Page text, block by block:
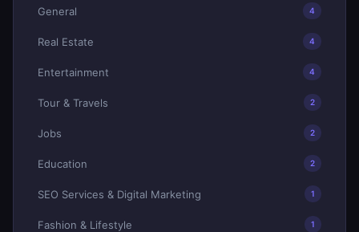
General 4
Real Estate 4
Entertainment 4
Tour & Travels 2
Jobs 2
Education 2
SEO Services & Digital Marketing 1
Fashion & Lifestyle 1